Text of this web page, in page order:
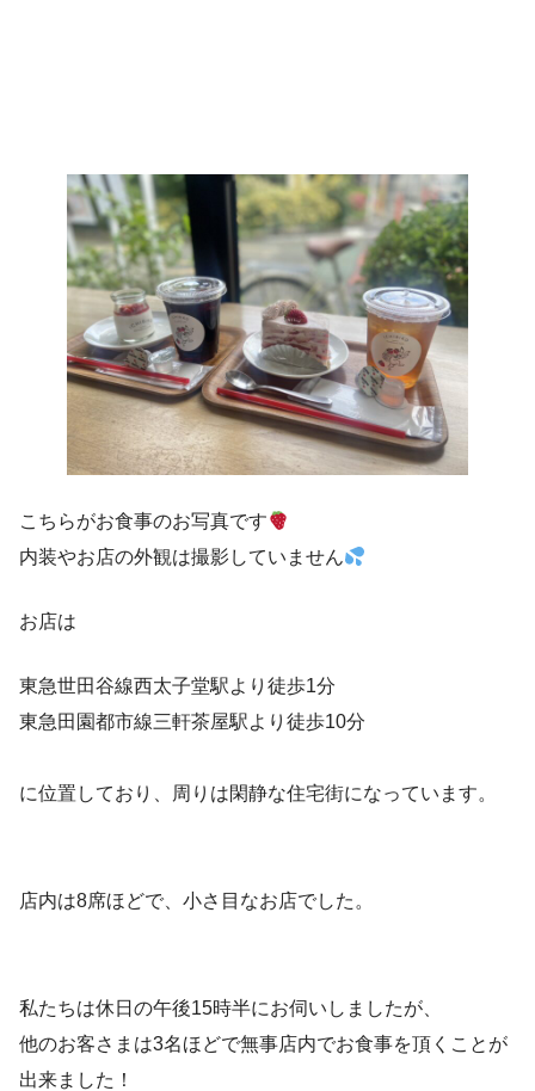
こちらがお食事のお写真です
内装やお店の外観は撮影していません
お店は
東急世田谷線西太子堂駅より徒歩1分
東急田園都市線三軒茶屋駅より徒歩10分
に位置しており、周りは閑静な住宅街になっています。
店内は8席ほどで、小さ目なお店でした。
私たちは休日の午後15時半にお伺いしましたが、
他のお客さまは3名ほどで無事店内でお食事を頂くことが
出来ました！